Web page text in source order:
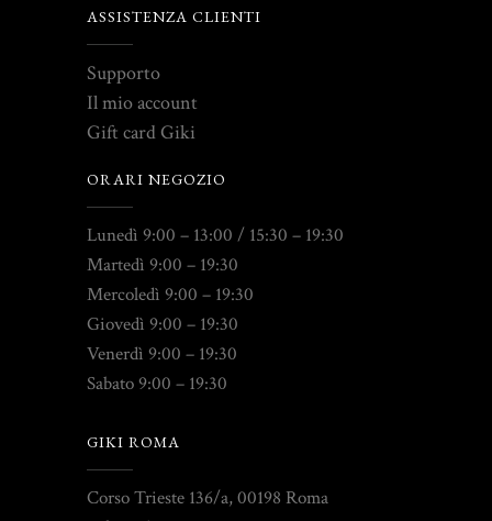
ASSISTENZA CLIENTI
Supporto
Il mio account
Gift card Giki
ORARI NEGOZIO
Lunedì 9:00 – 13:00 / 15:30 – 19:30
Martedì 9:00 – 19:30
Mercoledì 9:00 – 19:30
Giovedì 9:00 – 19:30
Venerdì 9:00 – 19:30
Sabato 9:00 – 19:30
GIKI ROMA
Corso Trieste 136/a, 00198 Roma